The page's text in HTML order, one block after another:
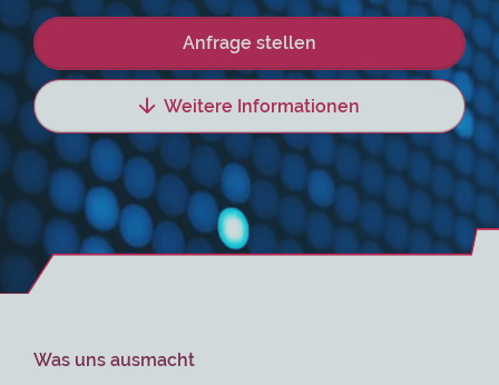
Anfrage stellen
Weitere Informationen
Was uns ausmacht